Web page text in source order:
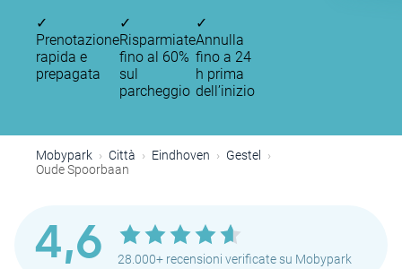
✓
Prenotazione
rapida e
prepagata
✓
Risparmiate
fino al 60%
sul
parcheggio
✓
Annulla
fino a 24
h prima
dell’inizio
Mobypark Città Eindhoven
Gestel
Oude Spoorbaan
4,6 28.000+ recensioni verificate su Mobypark